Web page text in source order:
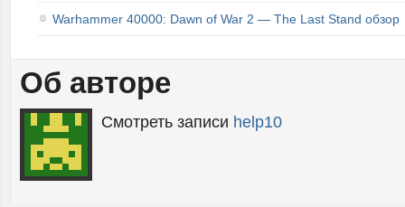
Warhammer 40000: Dawn of War 2 — The Last Stand обзор
Об авторе
Смотреть записи help10